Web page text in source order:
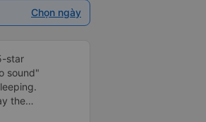
Chọn ngày
star
sound"
the
I